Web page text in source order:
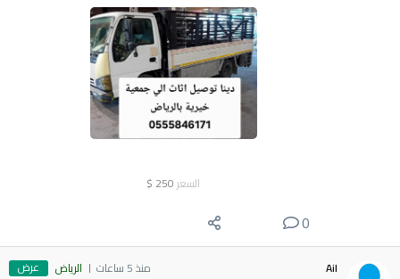
السعر 250
$
0
Ail منذ 5 ساعات الرياض عرض